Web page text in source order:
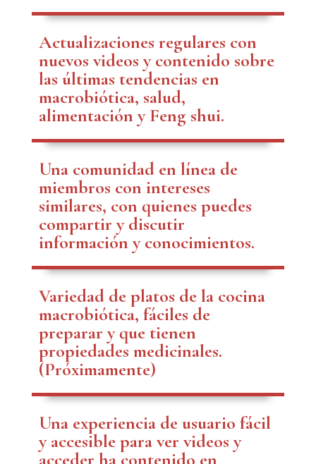
Actualizaciones regulares con
nuevos videos y contenido sobre
las últimas tendencias en
macrobiótica, salud,
alimentación y Feng shui.
Una comunidad en línea de
miembros con intereses
similares, con quienes puedes
compartir y discutir
información y conocimientos.
Variedad de platos de la cocina
macrobiótica, fáciles de
preparar y que tienen
propiedades medicinales.
(Próximamente)
Una experiencia de usuario fácil
y accesible para ver videos y
acceder ha contenido en